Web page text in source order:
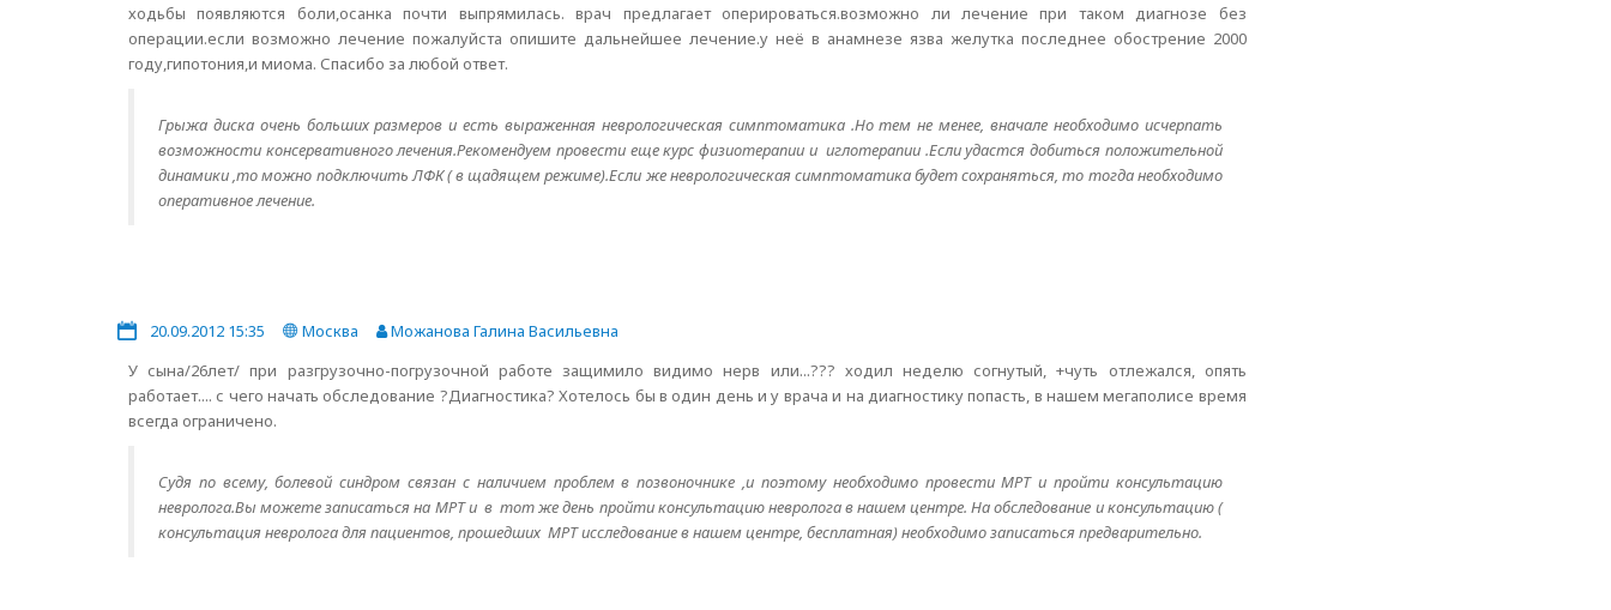
ходьбы появляются боли,осанка почти выпрямилась. врач предлагает оперироваться.возможно ли лечение при таком диагнозе без
операции.если возможно лечение пожалуйста опишите дальнейшее лечение.у неё в анамнезе язва желутка последнее обострение 2000
году,гипотония,и миома. Спасибо за любой ответ.
Грыжа диска очень больших размеров и есть выраженная неврологическая симптоматика .Но тем не менее, вначале необходимо исчерпать
возможности консервативного лечения.Рекомендуем провести еще курс физиотерапии и иглотерапии .Если удастся добиться положительной
динамики ,то можно подключить ЛФК ( в щадящем режиме).Если же неврологическая симптоматика будет сохраняться, то тогда необходимо
оперативное лечение.
20.09.2012 15:35 Москва
Можанова Галина Васильевна
У сына/26лет/ при разгрузочно-погрузочной работе защимило видимо нерв или...??? ходил неделю согнутый, +чуть отлежался, опять
работает.... с чего начать обследование ?Диагностика? Хотелось бы в один день и у врача и на диагностику попасть, в нашем мегаполисе время
всегда ограничено.
Судя по всему, болевой синдром связан с наличием проблем в позвоночнике ,и поэтому необходимо провести МРТ и пройти консультацию
невролога.Вы можете записаться на МРТ и в тот же день пройти консультацию невролога в нашем центре. На обследование и консультацию (
консультация невролога для пациентов, прошедших МРТ исследование в нашем центре, бесплатная) необходимо записаться предварительно.